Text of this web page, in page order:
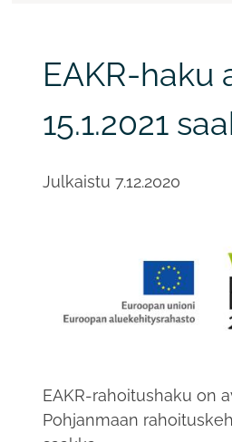
EAKR-haku
15.1.2021
Julkaistu 7.12.2020
EAKR-rahoitushaku on
Pohjanmaan